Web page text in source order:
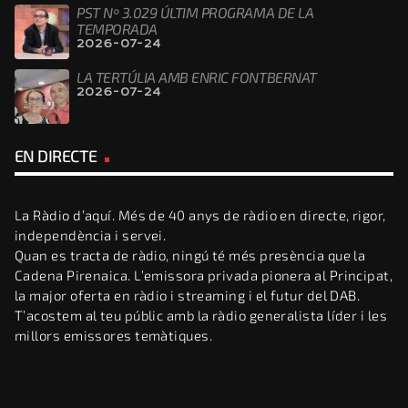
PST Nº 3.029 ÚLTIM PROGRAMA DE LA
TEMPORADA
2026-07-24
LA TERTÚLIA AMB ENRIC FONTBERNAT
2026-07-24
EN DIRECTE
La Ràdio d’aquí. Més de 40 anys de ràdio en directe, rigor,
independència i servei.
Quan es tracta de ràdio, ningú té més presència que la
Cadena Pirenaica. L’emissora privada pionera al Principat,
la major oferta en ràdio i streaming i el futur del DAB.
T’acostem al teu públic amb la ràdio generalista líder i les
millors emissores temàtiques.